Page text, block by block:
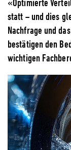
«Optimierte
statt – und dies
Nachfrage und
bestätigen den
wichtigen